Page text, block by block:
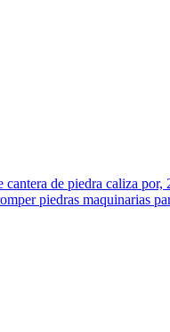
de piedra caliza
piedras maquinarias